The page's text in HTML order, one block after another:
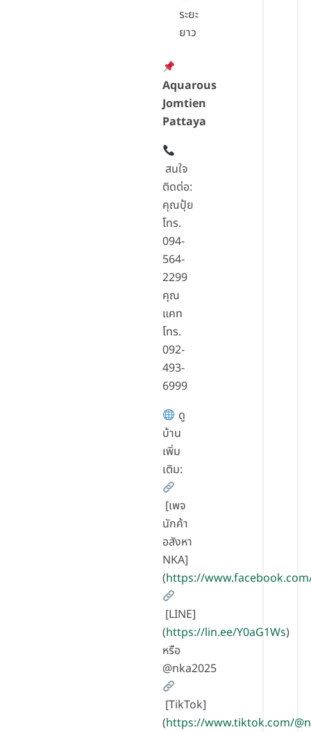
ระยะ
ยาว
Aquarous
Jomtien
Pattaya
สนใจ
ติดต่อ:
คุณปุ้ย
โทร.
094-
564-
2299
คุณ
แคท
โทร.
092-
493-
6999
ดู
บ้าน
เพิ่ม
เติม:
[เพจ
นักค้า
อสังหา
NKA]
(https://
[LINE]
(https://lin.ee/Y0aG1Ws)
หรือ
@nka2025
[TikTok]
(https://www.tiktok.com/